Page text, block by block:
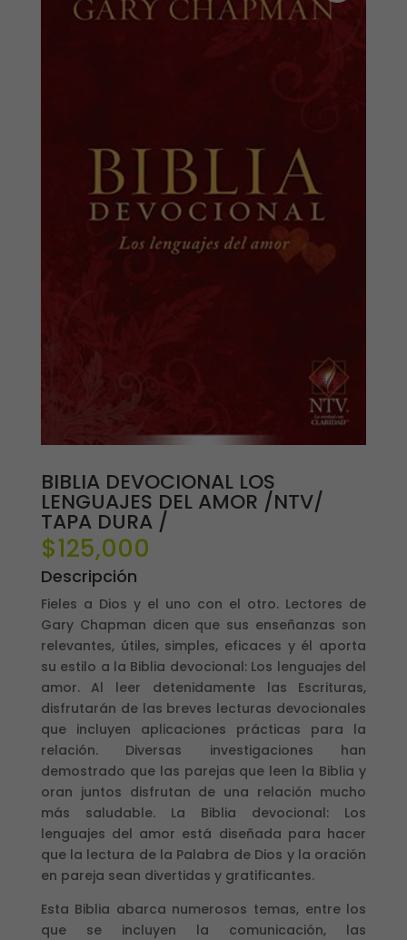
BIBLIA DEVOCIONAL LOS
LENGUAJES DEL AMOR /NTV/
TAPA DURA /
$125,000
Descripción
Fieles a Dios y el uno con el otro. Lectores de
Gary Chapman dicen que sus enseñanzas son
relevantes, útiles, simples, eficaces y él aporta
su estilo a la Biblia devocional: Los lenguajes del
amor. Al leer detenidamente las Escrituras,
disfrutarán de las breves lecturas devocionales
que incluyen aplicaciones prácticas para la
relación. Diversas investigaciones han
demostrado que las parejas que leen la Biblia y
oran juntos disfrutan de una relación mucho
más saludable. La Biblia devocional: Los
lenguajes del amor está diseñada para hacer
que la lectura de la Palabra de Dios y la oración
en pareja sean divertidas y gratificantes.
Esta Biblia abarca numerosos temas, entre los
que se incluyen la comunicación, las